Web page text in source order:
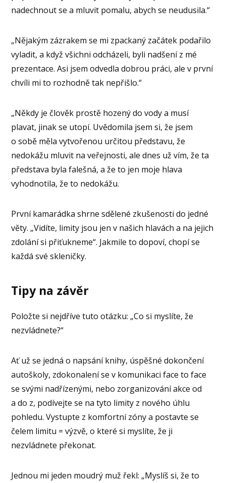
nadechnout se a mluvit pomalu, abych se neudusila.“
„Nějakým zázrakem se mi zpackaný začátek podařilo
vyladit, a když všichni odcházeli, byli nadšení z mé
prezentace. Asi jsem odvedla dobrou práci, ale v první
chvíli mi to rozhodně tak nepřišlo.“
„Někdy je člověk prostě hozený do vody a musí
plavat, jinak se utopí. Uvědomila jsem si, že jsem
o sobě měla vytvořenou určitou představu, že
nedokážu mluvit na veřejnosti, ale dnes už vím, že ta
představa byla falešná, a že to jen moje hlava
vyhodnotila, že to nedokážu.
První kamarádka shrne sdělené zkušenosti do jedné
věty. „Vidíte, limity jsou jen v našich hlavách a na jejich
zdolání si přiťukneme“. Jakmile to dopoví, chopí se
každá své skleničky.
Tipy na závěr
Položte si nejdříve tuto otázku: „Co si myslíte, že
nezvládnete?“
Ať už se jedná o napsání knihy, úspěšné dokončení
autoškoly, zdokonalení se v komunikaci face to face
se svými nadřízenými, nebo zorganizování akce od
a do z, podívejte se na tyto limity z nového úhlu
pohledu. Vystupte z komfortní zóny a postavte se
čelem limitu = výzvě, o které si myslíte, že ji
nezvládnete překonat.
Jednou mi jeden moudrý muž řekl: „Myslíš si, že to